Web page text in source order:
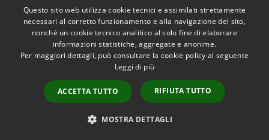
Accessibilità
Privacy
Mappa del sito
Area riservata ai
Copyright © 2026 • Comune di
Teramo • Powered by
Municipium• Accesso
Questo sito web utilizza cookie tecnici e assimilati strettamente
necessari al corretto funzionamento e alla navigazione del sito,
nonché un cookie tecnico analitico al solo fine di elaborare
informazioni statistiche, aggregate e anonime.
Per maggiori dettagli, può consultare la cookie policy al seguente
Leggi di più
ACCETTA TUTTO RIFIUTA TUTTO
MOSTRA DETTAGLI